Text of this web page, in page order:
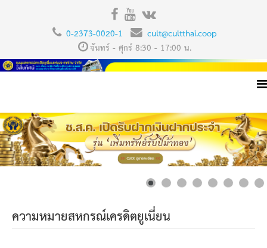
0-2373-0020-1
cult@cultthai.coop
จันทร์ - ศุกร์ 8:30 - 17:00 น.
ความหมายสหกรณ์เครดิตยูเนี่ยน